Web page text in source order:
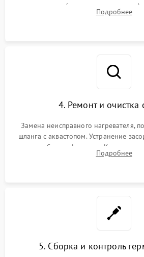
прессостата (датчика уровня воды),
концевика дверцы и электронного
Подробнее
4. Ремонт и очистка
Замена неисправного нагревателя,
шланга с аквастопом. Устранение
патрубках и фильтрах.
управления, восстановление
Подробнее
5. Сборка и контроль